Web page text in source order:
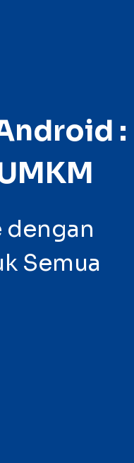
:
Semua